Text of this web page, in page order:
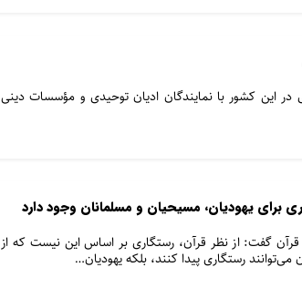
این کشور با نمایندگان ادیان توحیدی و مؤسسات دینی
برای یهودیان، مسیحیان و مسلمانان وجود دارد
گفت: از نظر قرآن، رستگاری بر اساس این نیست که از
رستگاری پیدا کنند، بلکه یهودیان…